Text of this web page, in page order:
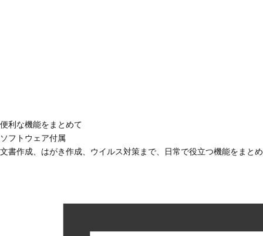
便利な機能をまとめて
ソフトウェア付属
文書作成、はがき作成、ウイルス対策まで、日常で役立つ機能をまと